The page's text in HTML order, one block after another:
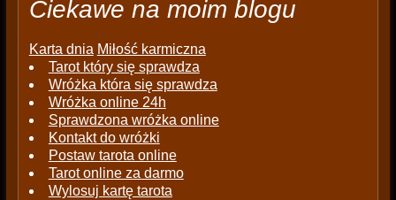
Ciekawe na moim blogu
Karta dnia Miłość karmiczna
Tarot który się sprawdza
Wróżka która się sprawdza
Wróżka online 24h
Sprawdzona wróżka online
Kontakt do wróżki
Postaw tarota online
Tarot online za darmo
Wylosuj kartę tarota